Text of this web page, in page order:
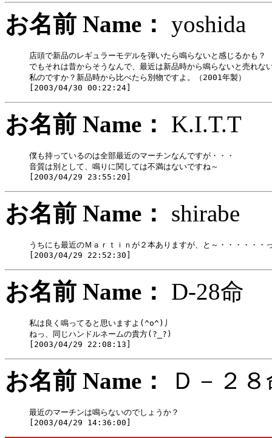
お名前 Name：
店頭で新品のレギュラーモデルを弾いたら鳴らないと感じるかも？
でもそれは昔からそうなんで、最近は新品時から鳴らないと売れな
私のですか？新品時から比べたら別物ですよ。（2001年製）
お名前 Name：
僕も持っているのは全部最近のマーチンなんですが・・・
音質は別として、鳴りに関しては不満はないですね～
お名前 Name：
うちにも最近のＭａｒｔｉｎが２本ありますが、と～・・・・・
お名前 Name： D-28
私は良く鳴ってると思いますよ(^o^)丿
ねっ、同じハンドルネームの貴方(?_?)
お名前 Name： Ｄ－
最近のマーチンは鳴らないのでしょうか？